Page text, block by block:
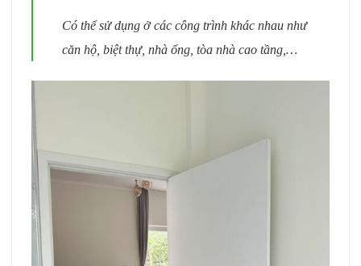
Có thể sử dụng ở các công trình khác nhau như
căn hộ, biệt thự, nhà ống, tòa nhà cao tầng,…